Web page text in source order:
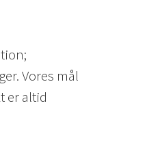
Vores mål
er altid